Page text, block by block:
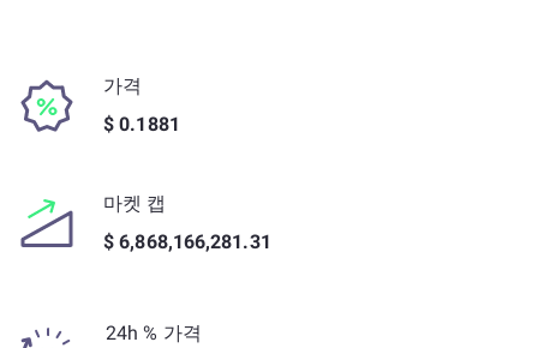
가격
$ 0.1881
마켓 캡
$ 6,868,166,281.31
24h % 가격